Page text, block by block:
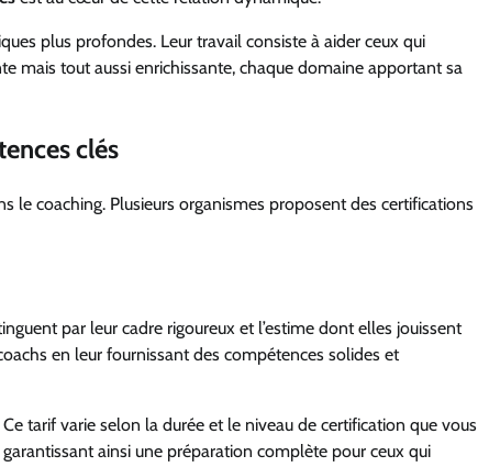
plus profondes. Leur travail consiste à aider ceux qui
mais tout aussi enrichissante, chaque domaine apportant sa
clés
le coaching. Plusieurs organismes proposent des certifications
par leur cadre rigoureux et l’estime dont elles jouissent
en leur fournissant des compétences solides et
Ce tarif varie selon la durée et le niveau de certification que vous
ainsi une préparation complète pour ceux qui